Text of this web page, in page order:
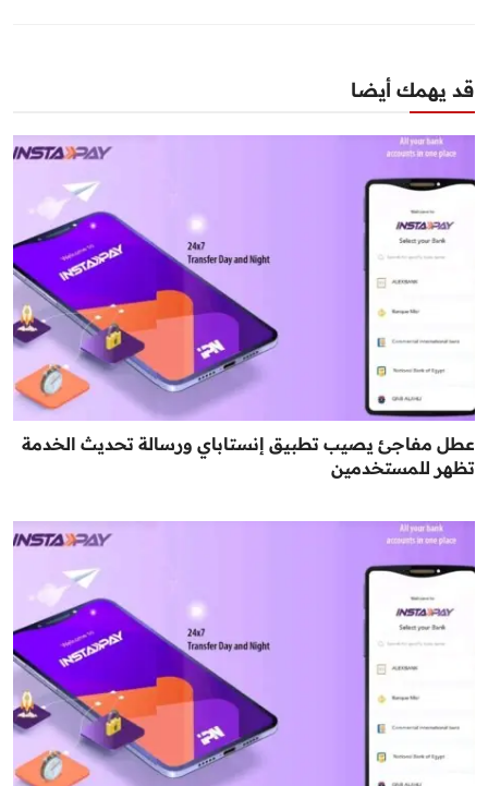
قد يهمك أيضا
عطل مفاجئ يصيب تطبيق إنستاباي ورسالة تحديث الخدمة
تظهر للمستخدمين